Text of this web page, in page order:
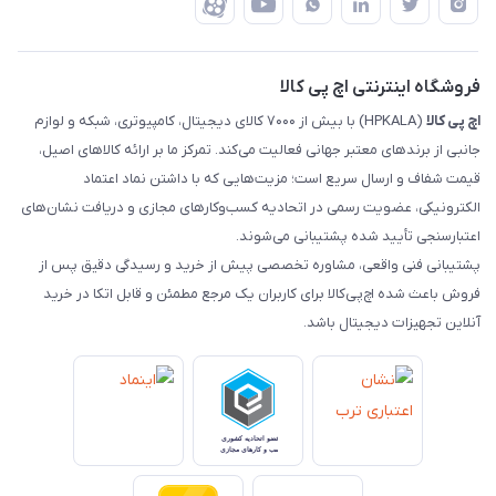
ضمانت اصالت کالا
رهگیری مرسولات چاپار
رهگیری مرسولات ماهکس
تماس با ما
فروشگاه اینترنتی اچ پی کالا
اچ‌ پی‌ کالا
(HPKALA) با بیش از ۷۰۰۰ کالای دیجیتال، کامپیوتری، شبکه و لوازم
جانبی از برندهای معتبر جهانی فعالیت می‌کند. تمرکز ما بر ارائه کالاهای اصیل،
قیمت شفاف و ارسال سریع است؛ مزیت‌هایی که با داشتن نماد اعتماد
الکترونیکی، عضویت رسمی در اتحادیه کسب‌وکارهای مجازی و دریافت نشان‌های
اعتبارسنجی تأیید شده پشتیبانی می‌شوند.
پشتیبانی فنی واقعی، مشاوره تخصصی پیش از خرید و رسیدگی دقیق پس از
فروش باعث شده اچ‌پی‌کالا برای کاربران یک مرجع مطمئن و قابل اتکا در خرید
آنلاین تجهیزات دیجیتال باشد.